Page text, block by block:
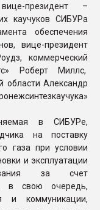
президент –
каучуков СИБУРа
обеспечения
вице-президент
коммерческий
Роберт Миллс,
области Александр
в СИБУРе,
на поставку
газа при условии
и эксплуатации
за счет
в свою очередь,
и коммуникации,